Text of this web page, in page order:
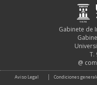
Gabinete de
T.
@
Aviso Legal Condiciones